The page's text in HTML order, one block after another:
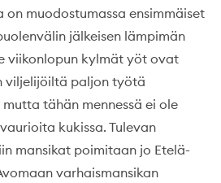
on muodostumassa ensimmäiset
jälkeisen lämpimän
viikonlopun kylmät yöt ovat
viljelijöiltä paljon työtä
tähän mennessä ei ole
kukissa. Tulevan
mansikat poimitaan jo Etelä-
varhaismansikan